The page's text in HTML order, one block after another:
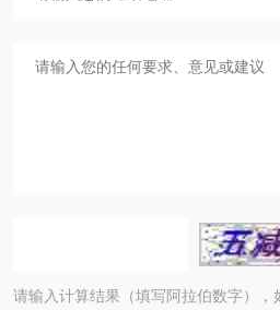
请输入计算结果（填写阿拉伯数字），